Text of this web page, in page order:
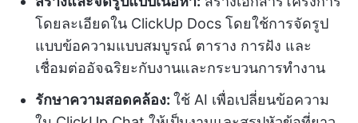
โดยละเอียดใน ClickUp Docs โดยใช้การจัดรูป
แบบข้อความแบบสมบูรณ์ ตาราง การฝัง และ
เชื่อมต่ออัจฉริยะกับงานและกระบวนการทำงาน
รักษาความสอดคล้อง: ใช้ AI เพื่อเปลี่ยนข้อความ